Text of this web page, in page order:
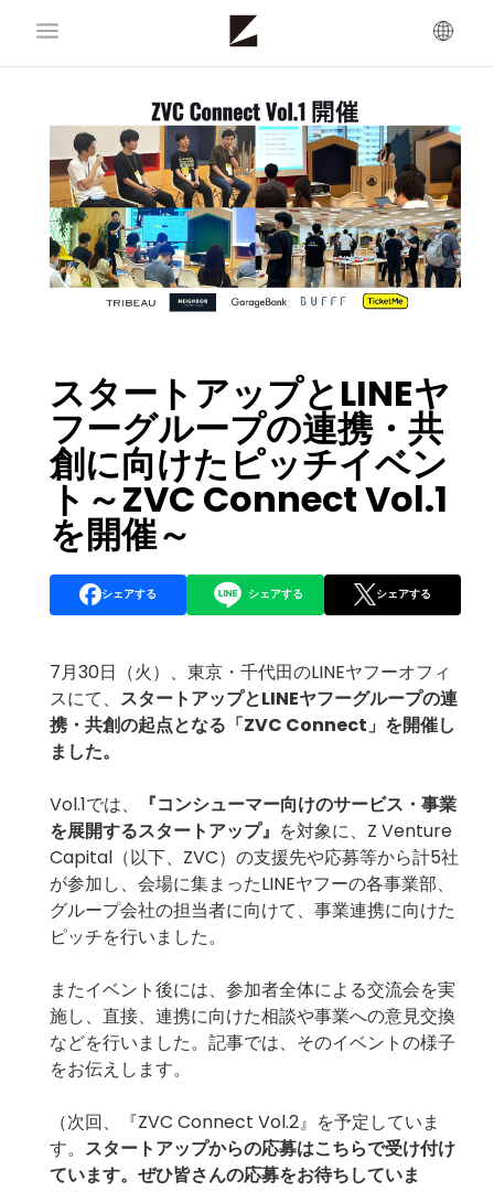
スタートアップとLINEヤ
フーグループの連携・共
創に向けたピッチイベン
ト～ZVC Connect Vol.1
を開催～
シェアする シェアする シェアする
7月30日（火）、東京・千代田のLINEヤフーオフィ
スにて、 スタートアップとLINEヤフーグループの連
携・共創の起点となる「ZVC Connect」を開催し
ました。
Vol.1では、
『コンシューマー向けのサービス・事業
を展開するスタートアップ』 を対象に、Z Venture
Capital（以下、ZVC）の支援先や応募等から計5社
が参加し、会場に集まったLINEヤフーの各事業部、
グループ会社の担当者に向けて、事業連携に向けた
ピッチを行いました。
またイベント後には、参加者全体による交流会を実
施し、直接、連携に向けた相談や事業への意見交換
などを行いました。記事では、そのイベントの様子
をお伝えします。
（次回、『ZVC Connect Vol.2』を予定していま
す。 スタートアップからの応募はこちらで受け付け
ています。ぜひ皆さんの応募をお待ちしていま